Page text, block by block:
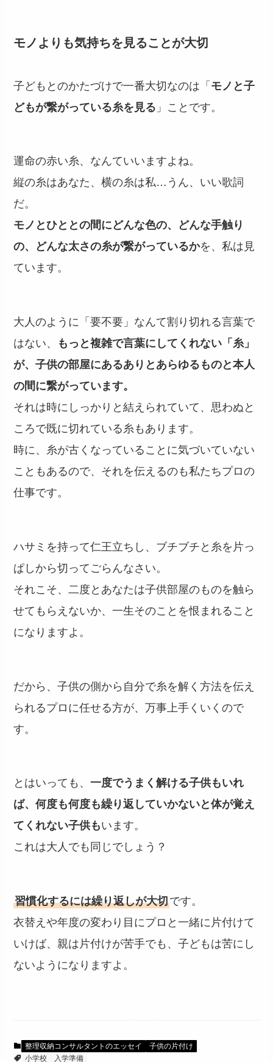
モノよりも気持ちを見ることが大切
子どもとのかたづけで一番大切なのは「 モノと子
どもが繋がっている糸を見る 」ことです。
運命の赤い糸、なんていいますよね。
縦の糸はあなた、横の糸は私…うん、いい歌詞
だ。
モノとひととの間にどんな色の、どんな手触り
の、どんな太さの糸が繋がっているかを、私は見
ています。
大人のように「要不要」なんて割り切れる言葉で
はない、
もっと複雑で言葉にしてくれない「糸」
が、子供の部屋にあるありとあらゆるものと本人
の間に繋がっています。
それは時にしっかりと結えられていて、思わぬと
ころで既に切れている糸もあります。
時に、糸が古くなっていることに気づいていない
こともあるので、それを伝えるのも私たちプロの
仕事です。
ハサミを持って仁王立ちし、ブチブチと糸を片っ
ぱしから切ってごらんなさい。
それこそ、二度とあなたは子供部屋のものを触ら
せてもらえないか、一生そのことを恨まれること
になりますよ。
だから、子供の側から自分で糸を解く方法を伝え
られるプロに任せる方が、万事上手くいくので
す。
とはいっても、一度でうまく解ける子供もいれ
ば、何度も何度も繰り返していかないと体が覚え
てくれない子供もいます。
これは大人でも同じでしょう？
習慣化するには繰り返しが大切です。
衣替えや年度の変わり目にプロと一緒に片付けて
いけば、親は片付けが苦手でも、子どもは苦にし
ないようになりますよ。
整理収納コンサルタントのエッセイ
子供の片付け
小学校
入学準備